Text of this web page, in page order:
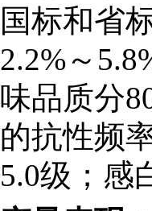
国标和省
2.2%～
味品质分
的抗性频
5.0级；感